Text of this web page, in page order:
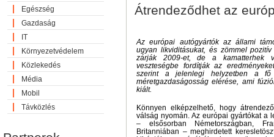
Egészség
Gazdaság
IT
Környezetvédelem
Közlekedés
Média
Mobil
Távközlés
Átrendeződhet az
Az európai autógyártók az állami
ugyan likviditásukat, és zömmel
zárják 2009-et, de a kamatterhek
veszteségbe fordítják az
szerint a jelenlegi helyzetben a
méretgazdaságosság elérése, ami
kiált.
Könnyen elképzelhető, hogy
válság nyomán. Az európai gyártókat a
– elsősorban Németországban,
Britanniában – meghirdetett